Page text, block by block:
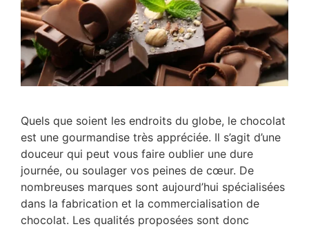
Quels que soient les endroits du globe, le chocolat
est une gourmandise très appréciée. Il s’agit d’une
douceur qui peut vous faire oublier une dure
journée, ou soulager vos peines de cœur. De
nombreuses marques sont aujourd’hui spécialisées
dans la fabrication et la commercialisation de
chocolat. Les qualités proposées sont donc